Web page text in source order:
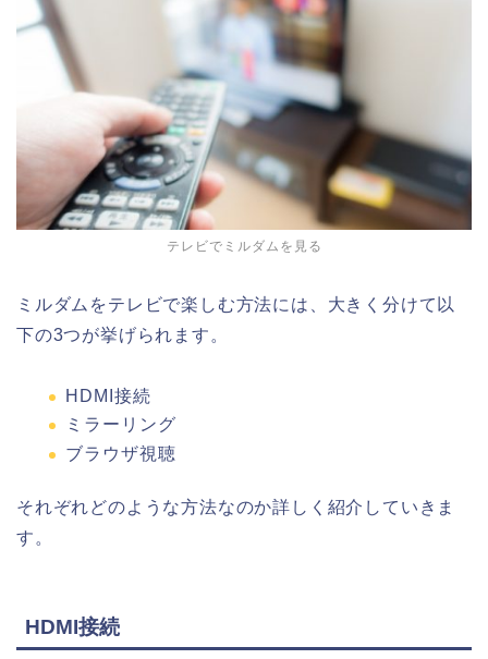
テレビでミルダムを見る
ミルダムをテレビで楽しむ方法には、大きく分けて以
下の3つが挙げられます。
HDMI接続
ミラーリング
ブラウザ視聴
それぞれどのような方法なのか詳しく紹介していきま
す。
HDMI接続